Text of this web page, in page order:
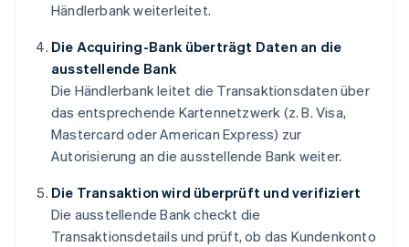
Händlerbank weiterleitet.
Die Acquiring-Bank überträgt Daten an die
ausstellende Bank
Die Händlerbank leitet die Transaktionsdaten über
das entsprechende Kartennetzwerk (z. B. Visa,
Mastercard oder American Express) zur
Autorisierung an die ausstellende Bank weiter.
Die Transaktion wird überprüft und verifiziert
Die ausstellende Bank checkt die
Transaktionsdetails und prüft, ob das Kundenkonto